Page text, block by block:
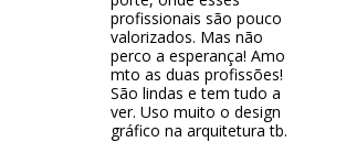
profissionais são pouco
valorizados. Mas não
perco a esperança! Amo
mto as duas profissões!
São lindas e tem tudo a
ver. Uso muito o design
gráfico na arquitetura tb.